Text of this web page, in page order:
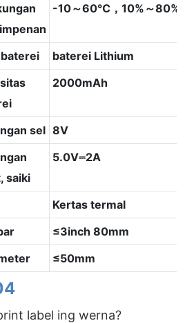
-10～60℃，10%～
baterei Lithium
2000mAh
sel 8V
saiki
5.0V⎓2A
Kertas termal
≤3inch 80mm
≤50mm
label ing werna?